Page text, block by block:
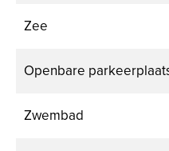
Zee
Openbare
Zwembad